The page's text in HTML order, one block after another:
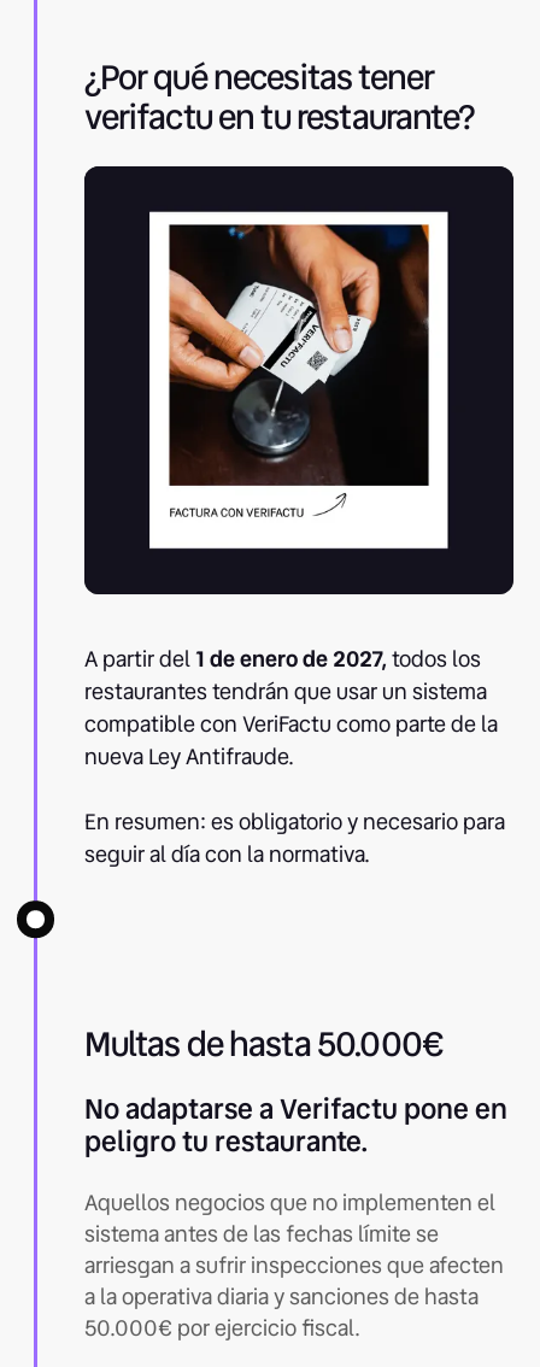
¿Por qué necesitas tener
verifactu en tu restaurante?
A partir del1 de enero de 2027,todos los
restaurantes tendrán que usar un sistema
compatible con VeriFactu como parte de la
nueva Ley Antifraude.
En resumen: es obligatorio y necesario para
seguir al día con la normativa.
Multas de hasta 50.000€
No adaptarse a Verifactu pone en
peligro tu restaurante.
Aquellos negocios que no implementen el
sistema antes de las fechas límite se
arriesgan a sufrir inspecciones que afecten
a la operativa diaria y sanciones de hasta
50.000€ por ejercicio fiscal.